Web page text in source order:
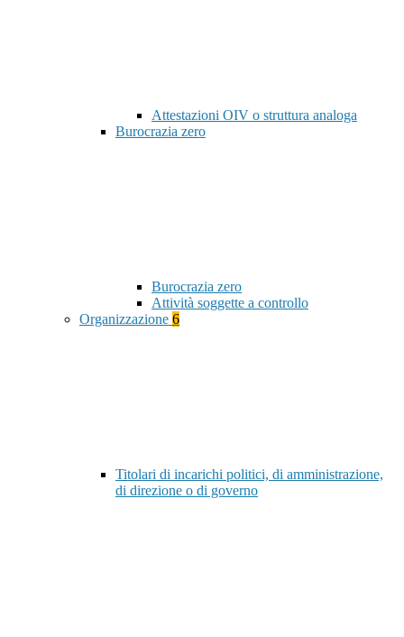
Attestazioni OIV o struttura analoga
Burocrazia zero
Burocrazia zero
Attività soggette a controllo
Organizzazione 6
Titolari di incarichi politici, di amministrazione,
di direzione o di governo